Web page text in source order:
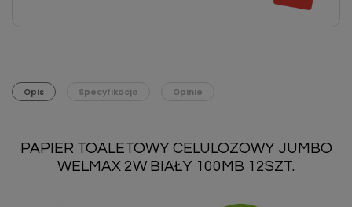
Opis Specyfikacja Opinie
PAPIER TOALETOWY CELULOZOWY JUMBO
WELMAX 2W BIAŁY 100MB 12SZT.